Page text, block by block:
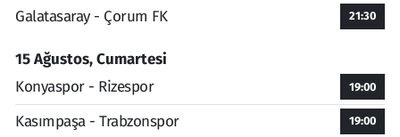
Galatasaray - Çorum FK
21:30
15 Ağustos, Cumartesi
Konyaspor - Rizespor
19:00
Kasımpaşa - Trabzonspor 19:00